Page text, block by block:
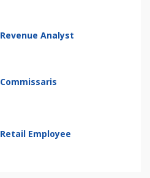
Revenue Analyst
Commissaris
Retail Employee